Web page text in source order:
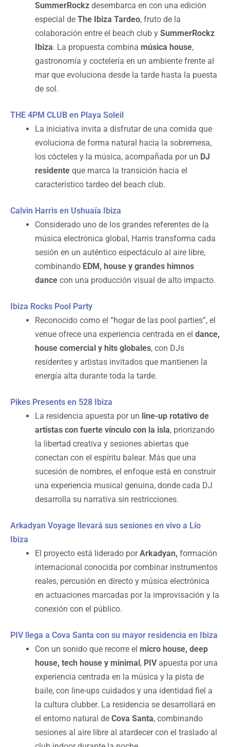
SummerRockz desembarca en con una edición
especial de The Ibiza Tardeo, fruto de la
colaboración entre el beach club y SummerRockz
Ibiza. La propuesta combina música house,
gastronomía y coctelería en un ambiente frente al
mar que evoluciona desde la tarde hasta la puesta
de sol.
THE 4PM CLUB en Playa Soleil
La iniciativa invita a disfrutar de una comida que
evoluciona de forma natural hacia la sobremesa,
los cócteles y la música, acompañada por un DJ
residente que marca la transición hacia el
característico tardeo del beach club.
Calvin Harris en Ushuaïa Ibiza
Considerado uno de los grandes referentes de la
música electrónica global, Harris transforma cada
sesión en un auténtico espectáculo al aire libre,
combinando EDM, house y grandes himnos
dance con una producción visual de alto impacto.
Ibiza Rocks Pool Party
Reconocido como el “hogar de las pool parties”, el
venue ofrece una experiencia centrada en el dance,
house comercial y hits globales, con DJs
residentes y artistas invitados que mantienen la
energía alta durante toda la tarde.
Pikes Presents en 528 Ibiza
La residencia apuesta por un line-up rotativo de
artistas con fuerte vínculo con la isla, priorizando
la libertad creativa y sesiones abiertas que
conectan con el espíritu balear. Más que una
sucesión de nombres, el enfoque está en construir
una experiencia musical genuina, donde cada DJ
desarrolla su narrativa sin restricciones.
Arkadyan Voyage llevará sus sesiones en vivo a Lío
Ibiza
El proyecto está liderado porArkadyan, formación
internacional conocida por combinar instrumentos
reales, percusión en directo y música electrónica
en actuaciones marcadas por la improvisación y la
conexión con el público.
PIV llega a Cova Santa con su mayor residencia en Ibiza
Con un sonido que recorre el micro house, deep
house, tech house y minimal, PIVapuesta por una
experiencia centrada en la música y la pista de
baile, con line-ups cuidados y una identidad fiel a
la cultura clubber. La residencia se desarrollará en
el entorno natural de Cova Santa, combinando
sesiones al aire libre al atardecer con el traslado al